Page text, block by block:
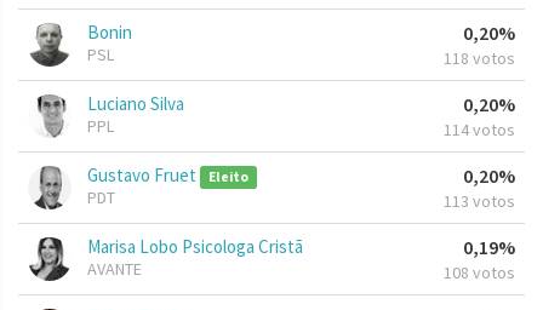
Bonin
PSL
0,20%
118 votos
Luciano Silva
PPL
0,20%
114 votos
Gustavo Fruet Eleito
PDT
0,20%
113 votos
Marisa Lobo Psicologa Cristã
AVANTE
0,19%
108 votos